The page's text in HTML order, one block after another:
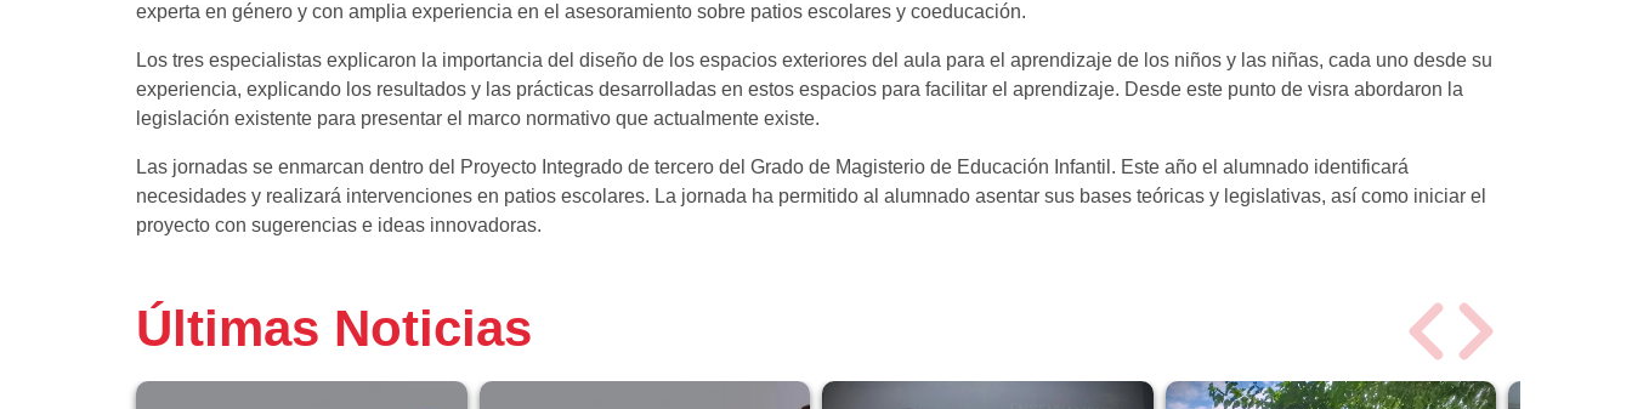
experta en género y con amplia experiencia en el asesoramiento sobre patios escolares y coeducación.
Los tres especialistas explicaron la importancia del diseño de los espacios exteriores del aula para el aprendizaje de los niños y las niñas, cada uno desde su
experiencia, explicando los resultados y las prácticas desarrolladas en estos espacios para facilitar el aprendizaje. Desde este punto de visra abordaron la
legislación existente para presentar el marco normativo que actualmente existe.
Las jornadas se enmarcan dentro del Proyecto Integrado de tercero del Grado de Magisterio de Educación Infantil. Este año el alumnado identificará
necesidades y realizará intervenciones en patios escolares. La jornada ha permitido al alumnado asentar sus bases teóricas y legislativas, así como iniciar el
proyecto con sugerencias e ideas innovadoras.
Últimas Noticias